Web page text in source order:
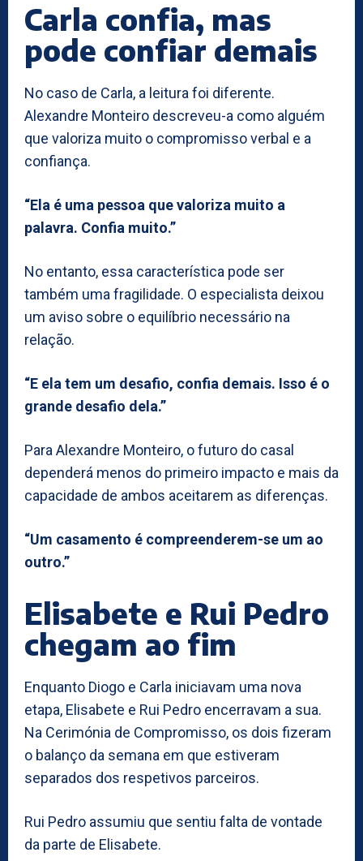
Carla confia, mas
pode confiar demais
No caso de Carla, a leitura foi diferente.
Alexandre Monteiro descreveu-a como alguém
que valoriza muito o compromisso verbal e a
confiança.
“Ela é uma pessoa que valoriza muito a
palavra. Confia muito.”
No entanto, essa característica pode ser
também uma fragilidade. O especialista deixou
um aviso sobre o equilíbrio necessário na
relação.
“E ela tem um desafio, confia demais. Isso é o
grande desafio dela.”
Para Alexandre Monteiro, o futuro do casal
dependerá menos do primeiro impacto e mais da
capacidade de ambos aceitarem as diferenças.
“Um casamento é compreenderem-se um ao
outro.”
Elisabete e Rui Pedro
chegam ao fim
Enquanto Diogo e Carla iniciavam uma nova
etapa, Elisabete e Rui Pedro encerravam a sua.
Na Cerimónia de Compromisso, os dois fizeram
o balanço da semana em que estiveram
separados dos respetivos parceiros.
Rui Pedro assumiu que sentiu falta de vontade
da parte de Elisabete.